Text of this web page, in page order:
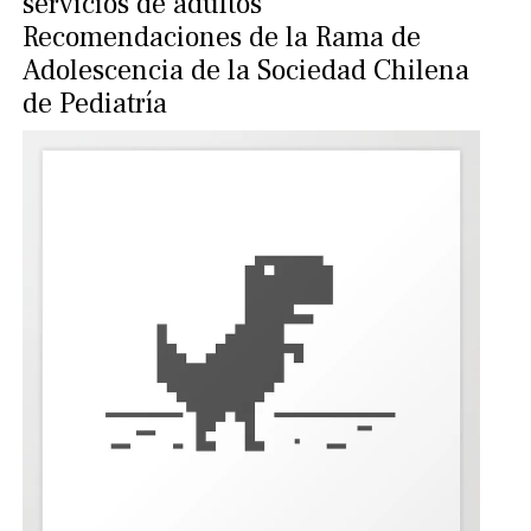
Recomendaciones de la Rama de
Adolescencia de la Sociedad Chilena
de Pediatría